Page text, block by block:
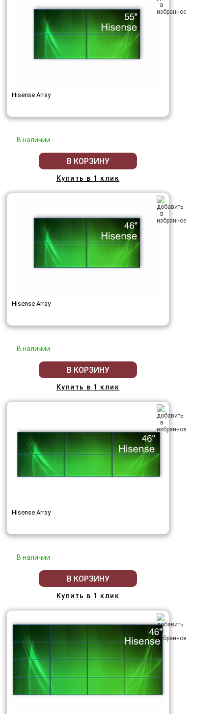
Hisense Array
В наличии
В КОРЗИНУ
Купить в 1 клик
Hisense Array
В наличии
В КОРЗИНУ
Купить в 1 клик
Hisense Array
В наличии
В КОРЗИНУ
Купить в 1 клик